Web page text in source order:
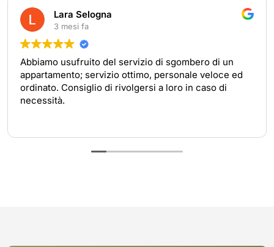
Lara Selogna
3 mesi fa
Abbiamo usufruito del servizio di sgombero di un
appartamento; servizio ottimo, personale veloce ed
ordinato. Consiglio di rivolgersi a loro in caso di
necessità.